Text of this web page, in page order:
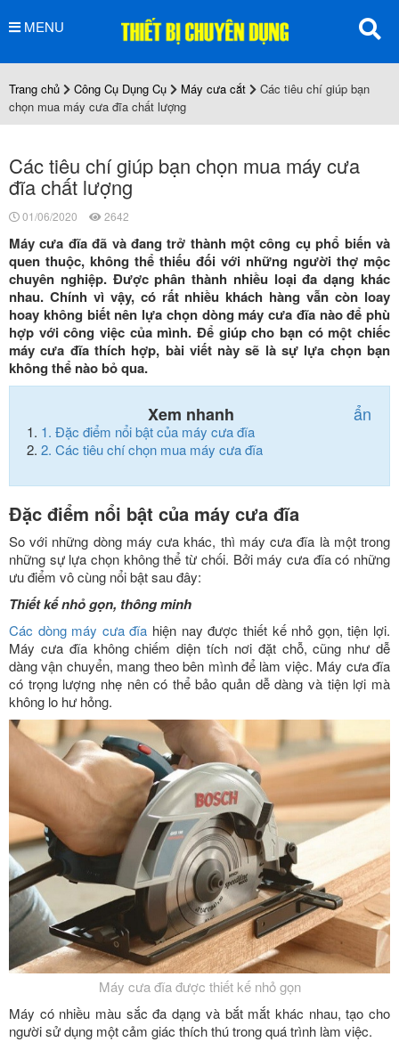
MENU
Trang chủ Công Cụ Dụng Cụ Máy cưa cắt
Các tiêu chí giúp bạn
chọn mua máy cưa đĩa chất lượng
Các tiêu chí giúp bạn chọn mua máy cưa
đĩa chất lượng
01/06/2020 2642
Máy cưa đĩa đã và đang trở thành một công cụ phổ biến và
quen thuộc, không thể thiếu đối với những người thợ mộc
chuyên nghiệp. Được phân thành nhiều loại đa dạng khác
nhau. Chính vì vậy, có rất nhiều khách hàng vẫn còn loay
hoay không biết nên lựa chọn dòng máy cưa đĩa nào để phù
hợp với công việc của mình. Để giúp cho bạn có một chiếc
máy cưa đĩa thích hợp, bài viết này sẽ là sự lựa chọn bạn
không thể nào bỏ qua.
Xem nhanh ẩn
1. Đặc điểm nổi bật của máy cưa đĩa
2. Các tiêu chí chọn mua máy cưa đĩa
Đặc điểm nổi bật của máy cưa đĩa
So với những dòng máy cưa khác, thì máy cưa đĩa là một trong
những sự lựa chọn không thể từ chối. Bởi máy cưa đĩa có những
ưu điểm vô cùng nổi bật sau đây:
Thiết kế nhỏ gọn, thông minh
Các dòng máy cưa đĩa hiện nay được thiết kế nhỏ gọn, tiện lợi.
Máy cưa đĩa không chiếm diện tích nơi đặt chỗ, cũng như dễ
dàng vận chuyển, mang theo bên mình để làm việc. Máy cưa đĩa
có trọng lượng nhẹ nên có thể bảo quản dễ dàng và tiện lợi mà
không lo hư hỏng.
Máy cưa đĩa được thiết kế nhỏ gọn
Máy có nhiều màu sắc đa dạng và bắt mắt khác nhau, tạo cho
người sử dụng một cảm giác thích thú trong quá trình làm việc.